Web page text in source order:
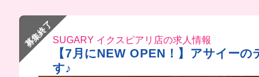
募集終了SUGARY イクスピアリ店の求人情報
【7月にNEW OPEN！】アサイー
す♪